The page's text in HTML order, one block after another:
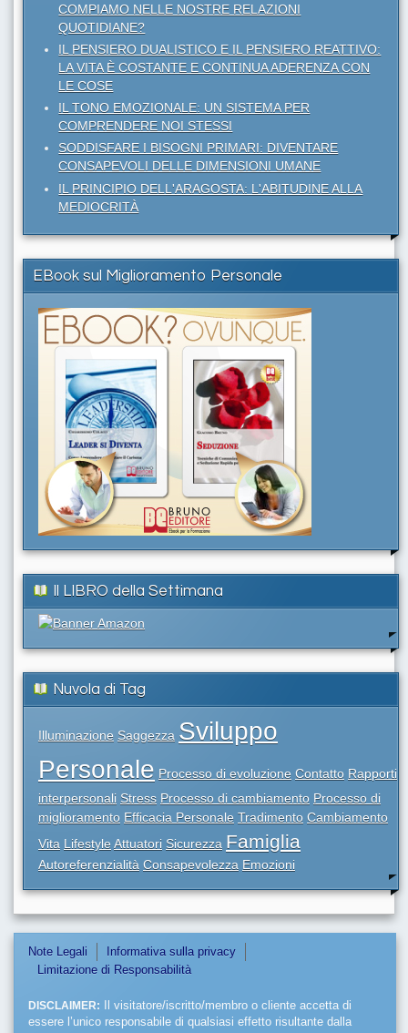
COMPIAMO NELLE NOSTRE RELAZIONI
QUOTIDIANE?
IL PENSIERO DUALISTICO E IL PENSIERO REATTIVO:
LA VITA È COSTANTE E CONTINUA ADERENZA CON
LE COSE
IL TONO EMOZIONALE: UN SISTEMA PER
COMPRENDERE NOI STESSI
SODDISFARE I BISOGNI PRIMARI: DIVENTARE
CONSAPEVOLI DELLE DIMENSIONI UMANE
IL PRINCIPIO DELL'ARAGOSTA: L'ABITUDINE ALLA
MEDIOCRITÀ
EBook sul Miglioramento Personale
Il LIBRO della Settimana
Nuvola di Tag
Illuminazione Saggezza Sviluppo
Personale Processo di evoluzione Contatto Rapporti
interpersonali Stress Processo di cambiamento Processo di
miglioramento Efficacia Personale Tradimento Cambiamento
Vita Lifestyle Attuatori Sicurezza Famiglia
Autoreferenzialità Consapevolezza Emozioni
Note Legali
Informativa sulla privacy
Limitazione di Responsabilità
DISCLAIMER: Il visitatore/iscritto/membro o cliente accetta di
essere l’unico responsabile di qualsiasi effetto risultante dalla